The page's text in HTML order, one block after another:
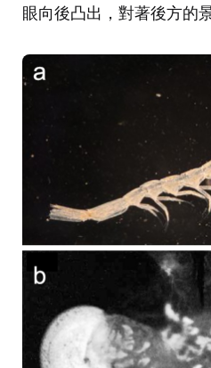
眼向後凸出，對著後方的景